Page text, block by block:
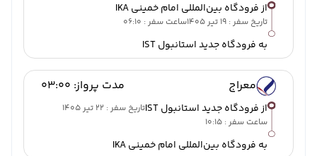
از فرودگاه بین‌المللی امام خمینی IKA
تاریخ سفر : 19 تیر 1405 ساعت سفر : 06:10
به فرودگاه جدید استانبول IST
معراج مدت پرواز: 03:00
از فرودگاه جدید استانبول IST
تاریخ سفر : 22 تیر 1405
ساعت سفر : 10:15
به فرودگاه بین‌المللی امام خمینی IKA